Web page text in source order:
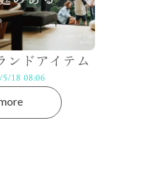
ンドアイテム
18 08:06